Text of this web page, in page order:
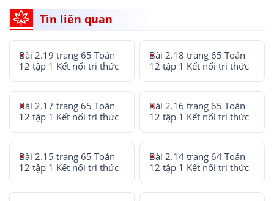
Tin liên quan
Bài 2.19 trang 65 Toán
12 tập 1 Kết nối tri thức
Bài 2.18 trang 65 Toán
12 tập 1 Kết nối tri thức
Bài 2.17 trang 65 Toán
12 tập 1 Kết nối tri thức
Bài 2.16 trang 65 Toán
12 tập 1 Kết nối tri thức
Bài 2.15 trang 65 Toán
12 tập 1 Kết nối tri thức
Bài 2.14 trang 64 Toán
12 tập 1 Kết nối tri thức